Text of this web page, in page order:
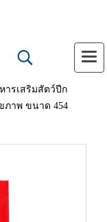
ารเสริมสัตว์ปีก
ภาพ ขนาด 454